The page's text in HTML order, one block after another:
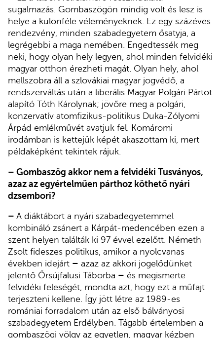
sugalmazás. Gombaszögön mindig volt és lesz is
helye a különféle véleményeknek. Ez egy százéves
rendezvény, minden szabadegyetem ősatyja, a
legrégebbi a maga nemében. Engedtessék meg
neki, hogy olyan hely legyen, ahol minden felvidéki
magyar otthon érezheti magát. Olyan hely, ahol
mellszobra áll a szlovákiai magyar jogvédő, a
rendszerváltás után a liberális Magyar Polgári Pártot
alapító Tóth Károlynak; jövőre meg a polgári,
konzervatív atomfizikus-politikus Duka-Zólyomi
Árpád emlékművét avatjuk fel. Komáromi
irodámban is kettejük képét akaszottam ki, mert
példaképként tekintek rájuk.
– Gombaszög akkor nem a felvidéki Tusványos,
azaz az egyértelműen párthoz köthető nyári
dzsembori?
– A diáktábort a nyári szabadegyetemmel
kombináló zsánert a Kárpát-medencében ezen a
szent helyen találták ki 97 évvel ezelőtt. Németh
Zsolt fideszes politikus, amikor a nyolcvanas
években idejárt – azaz az akkori jogelődünket
jelentő Őrsújfalusi Táborba – és megismerte
felvidéki feleségét, mondta azt, hogy ezt a műfajt
terjeszteni kellene. Így jött létre az 1989-es
romániai forradalom után az első bálványosi
szabadegyetem Erdélyben. Tágabb értelemben a
gombaszögi völgy az egyetlen, magyar kézben